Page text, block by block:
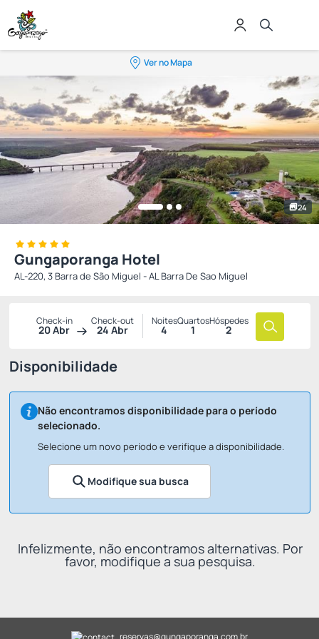
Ver no Mapa
24
Gungaporanga Hotel
AL-220, 3 Barra de São Miguel - AL Barra De Sao Miguel
Check-in
20 Abr
Check-out
24 Abr
Noites
4
Quartos
1
Hóspedes
2
Disponibilidade
Não encontramos disponibilidade para o período
selecionado.
Selecione um novo período e verifique a disponibilidade.
Modifique sua busca
Infelizmente, não encontramos alternativas. Por
favor, modifique a sua pesquisa.
reservas@gungaporanga.com.br